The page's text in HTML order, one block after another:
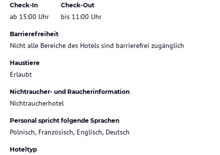
Check-In
ab 15:00 Uhr
Check-Out
bis 11:00 Uhr
Barrierefreiheit
Nicht alle Bereiche des Hotels sind barrierefrei zugänglich
Haustiere
Erlaubt
Nichtraucher- und Raucherinformation
Nichtraucherhotel
Personal spricht folgende Sprachen
Polnisch, Französisch, Englisch, Deutsch
Hoteltyp